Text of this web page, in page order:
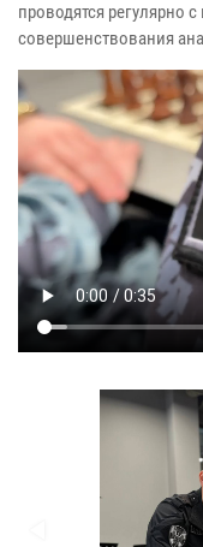
проводятся регулярно
совершенствования